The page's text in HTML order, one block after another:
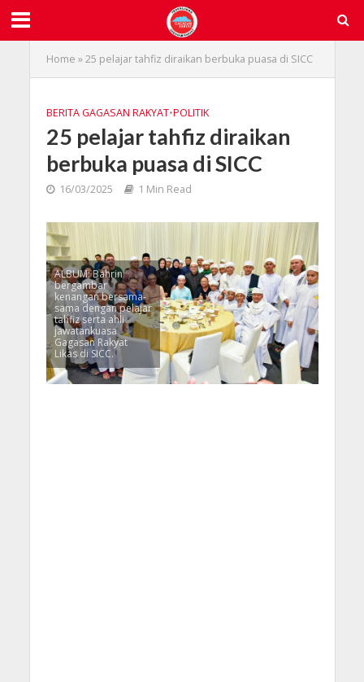
Home »25 pelajar tahfiz diraikan berbuka puasa di SICC
BERITA GAGASAN RAKYAT•POLITIK
25 pelajar tahfiz diraikan
berbuka puasa di SICC
16/03/2025 1 Min Read
ALBUM: Bahrin
bergambar
kenangan bersama-
sama dengan pelajar
tahfiz serta ahli
jawatankuasa
Gagasan Rakyat
Likas di SICC.